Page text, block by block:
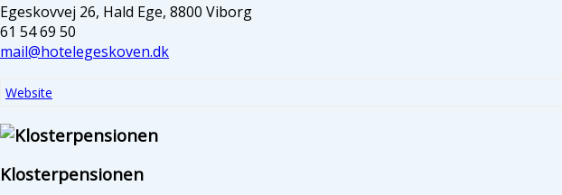
Egeskovvej 26, Hald Ege, 8800 Viborg
61 54 69 50
mail@hotelegeskoven.dk
Website
Klosterpensionen